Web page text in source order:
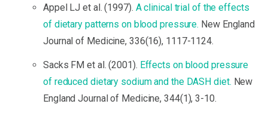
Appel LJ et al. (1997). A clinical trial of the effects
of dietary patterns on blood pressure. New England
Journal of Medicine, 336(16), 1117-1124.
Sacks FM et al. (2001). Effects on blood pressure
of reduced dietary sodium and the DASH diet. New
England Journal of Medicine, 344(1), 3-10.